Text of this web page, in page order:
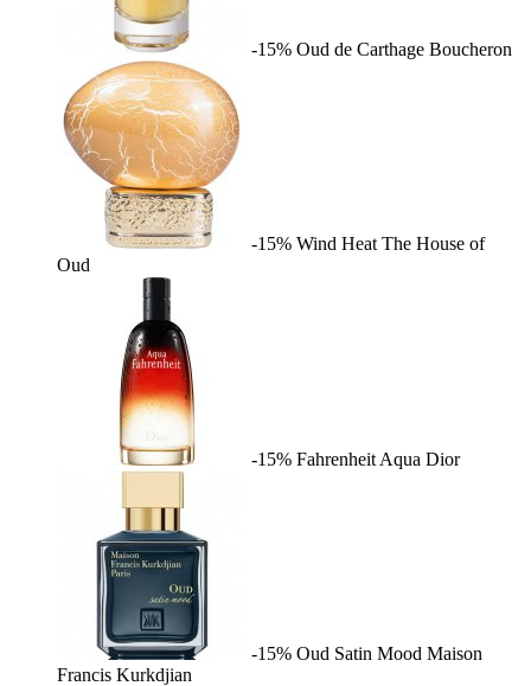
-15% Oud de Carthage Boucheron
-15% Wind Heat The House of
Oud
-15% Fahrenheit Aqua Dior
-15% Oud Satin Mood Maison
Francis Kurkdjian